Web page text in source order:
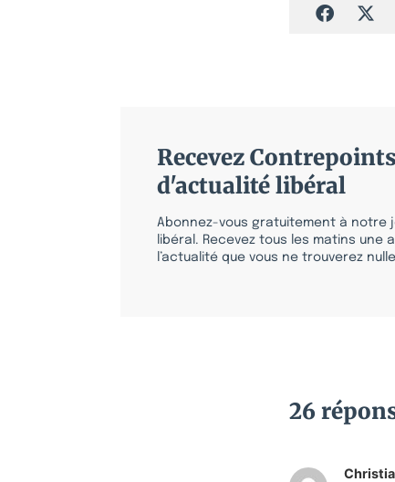
Recevez
d'actualité libéral
Abonnez-vous gratuitement à notre
libéral. Recevez tous les matins une
l’actualité que vous ne trouverez
26